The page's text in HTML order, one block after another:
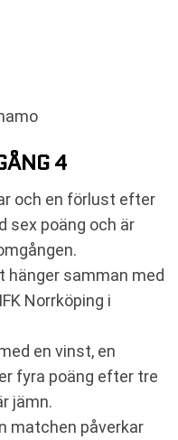
4
och en förlust efter
sex poäng och är
hänger samman med
Norrköping i
en vinst, en
fyra poäng efter tre
jämn.
matchen påverkar